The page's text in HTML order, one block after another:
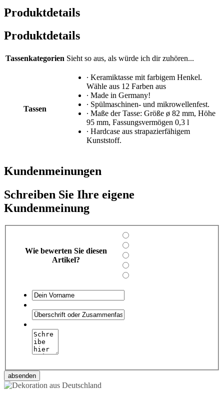
Produktdetails
Produktdetails
Tassenkategorien Sieht so aus, als würde ich dir zuhören...
Tassen
∙ Keramiktasse mit farbigem Henkel.
Wähle aus 12 Farben aus
∙ Made in Germany!
∙ Spülmaschinen- und mikrowellenfest.
∙ Maße der Tasse: Größe ø 82 mm, Höhe
95 mm, Fassungsvermögen 0,3 l
∙ Hardcase aus strapazierfähigem
Kunststoff.
Kundenmeinungen
Schreiben Sie Ihre eigene
Kundenmeinung
Wie bewerten Sie diesen
Artikel?
absenden